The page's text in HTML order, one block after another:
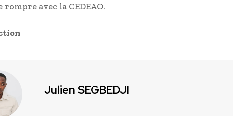
rompre avec la CEDEAO.
Julien SEGBEDJI